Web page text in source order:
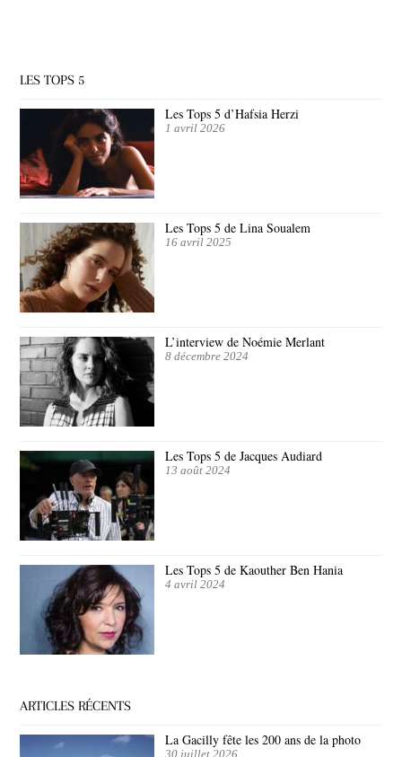
LES TOPS 5
Les Tops 5 d’Hafsia Herzi
1 avril 2026
Les Tops 5 de Lina Soualem
16 avril 2025
L’interview de Noémie Merlant
8 décembre 2024
Les Tops 5 de Jacques Audiard
13 août 2024
Les Tops 5 de Kaouther Ben Hania
4 avril 2024
ARTICLES RÉCENTS
La Gacilly fête les 200 ans de la photo
30 juillet 2026